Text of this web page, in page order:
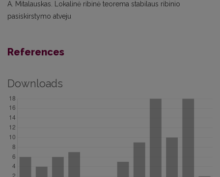
A. Mitalauskas. Lokalinė ribinė teorema stabilaus ribinio
pasiskirstymo atveju
References
Downloads